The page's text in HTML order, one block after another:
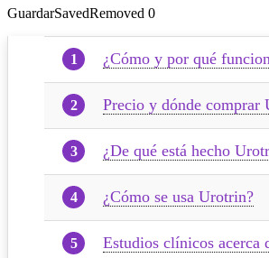
GuardarSavedRemoved 0
¿Cómo y por qué
Precio y dónde comprar
¿De qué está hecho
¿Cómo se usa Urotrin?
Estudios clínicos acerca